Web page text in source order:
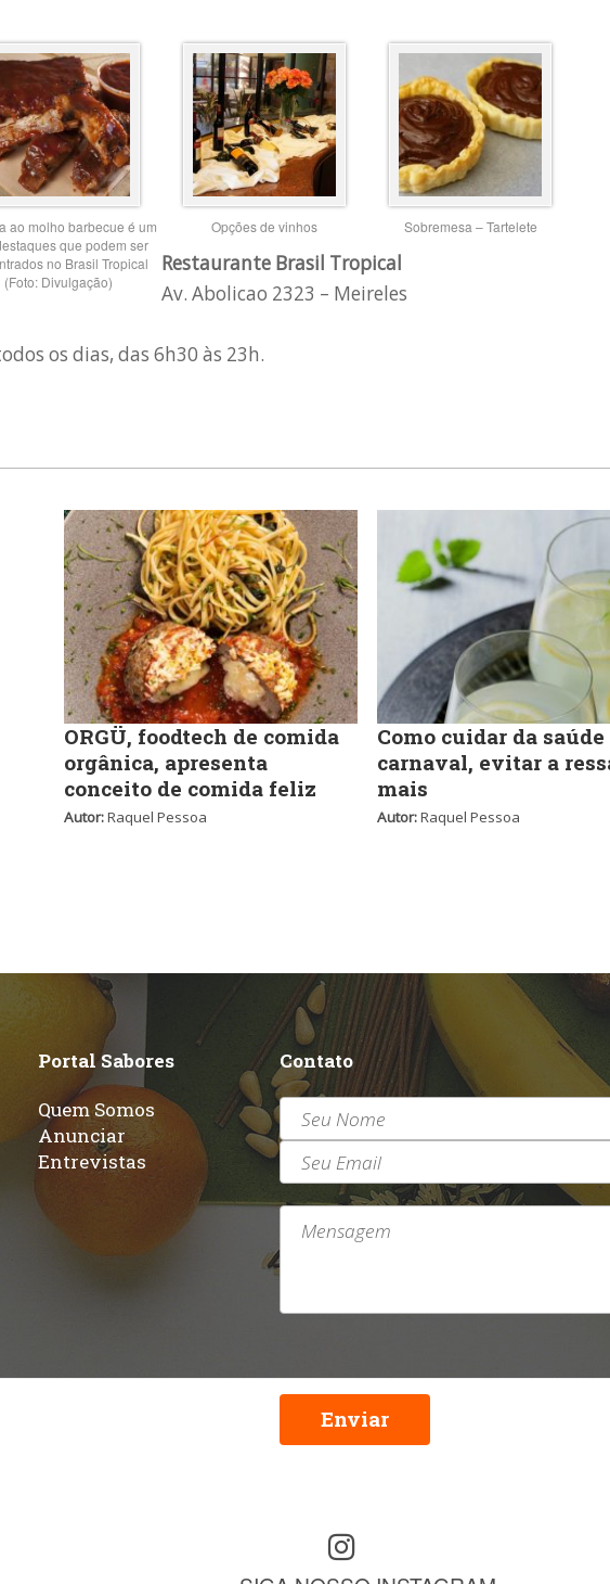
ao molho barbecue é um
que podem ser
no Brasil Tropical
(Foto: Divulgação)
Opções de vinhos Sobremesa – Tartelete
Restaurante Brasil Tropical
Av. Abolicao 2323 – Meireles
os dias, das 6h30 às 23h.
ORGÜ, foodtech de comida
orgânica, apresenta
conceito de comida feliz
Autor:Raquel Pessoa
Como cuidar da saúde
carnaval, evitar a
mais
Autor:Raquel Pessoa
Portal Sabores
Quem Somos
Anunciar
Entrevistas
Contato
Enviar